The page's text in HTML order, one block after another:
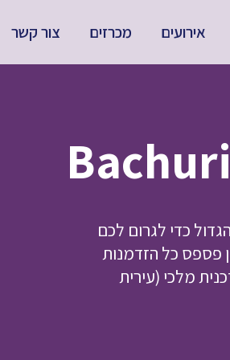
אירועים מכרזים צור קשר
כדי לגרום לכם
פספס כל הזדמנות
מלכי (עירית